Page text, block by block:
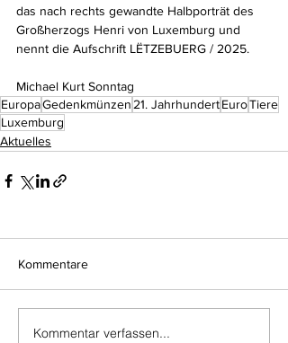
das nach rechts gewandte Halbporträt des
Großherzogs Henri von Luxemburg und
nennt die Aufschrift LËTZEBUERG / 2025.
Michael Kurt Sonntag
EuropaGedenkmünzen 21. JahrhundertEuroTiere
Luxemburg
Aktuelles
Kommentare
Kommentar verfassen...